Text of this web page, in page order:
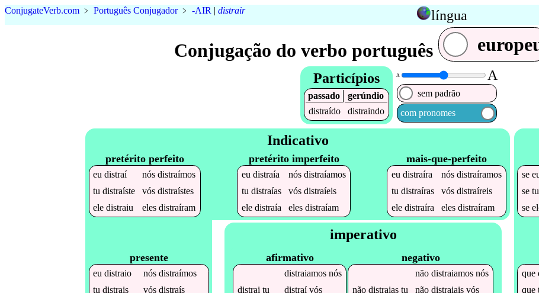
ConjugateVerb.com ﹥ Português Conjugador﹥ -AIR | distrair língua
Conjugação do verbo português
Particípios
passado
gerúndio
distraído
distraindo
A A
sem padrão
com pronomes
Indicativo
pretérito perfeito
eudistraí nósdistraímos
tudistraíste vósdistraístes
eledistraiu elesdistraíram
pretérito imperfeito
eu distraía nós distraíamos
tu distraías vós distraíeis
ele distraía eles distraíam
mais-que-perfeito
eudistraíra nósdistraíramos
tudistraíras vósdistraíreis
eledistraíra elesdistraíram
presente
eudistraio nósdistraímos
tudistrais vósdistraís
imperativo
afirmativo
distraiamosnós
distrai tu distraívós
negativo
não distraiamosnós
não distraiastu não distraiaisvós
se
se
se
que
que